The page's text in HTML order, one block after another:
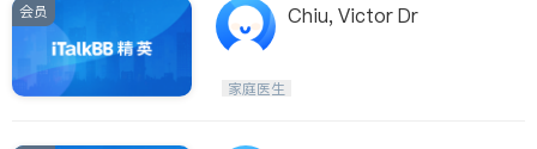
会员 Chiu, Victor Dr
家庭医生